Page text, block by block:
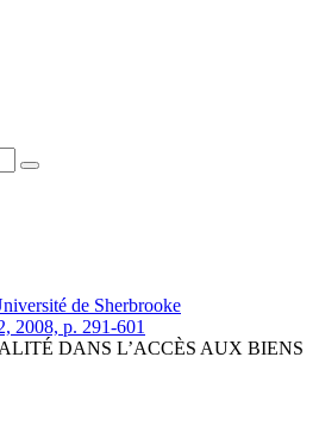
de Sherbrooke
2008, p. 291-601
DANS L’ACCÈS AUX BIENS